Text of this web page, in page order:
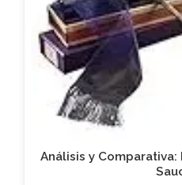
Análisis y Comparativa: